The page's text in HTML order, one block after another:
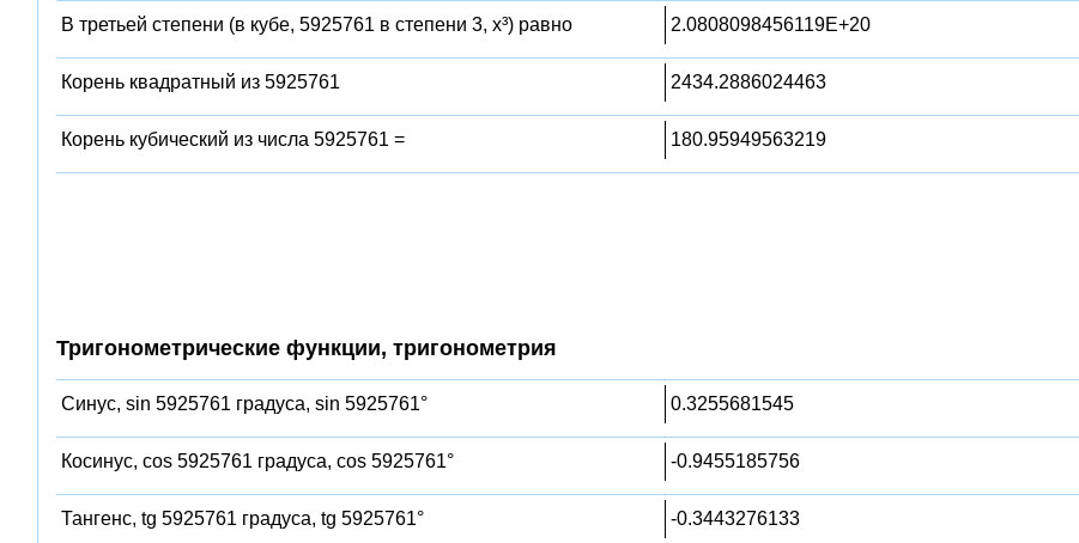
В третьей степени (в кубе, 5925761 в степени 3, x³) равно 2.0808098456119E+20
Корень квадратный из 5925761 2434.2886024463
Корень кубический из числа 5925761 = 180.95949563219
Тригонометрические функции, тригонометрия
Синус, sin 5925761 градуса, sin 5925761° 0.3255681545
Косинус, cos 5925761 градуса, cos 5925761° -0.9455185756
Тангенс, tg 5925761 градуса, tg 5925761° -0.3443276133